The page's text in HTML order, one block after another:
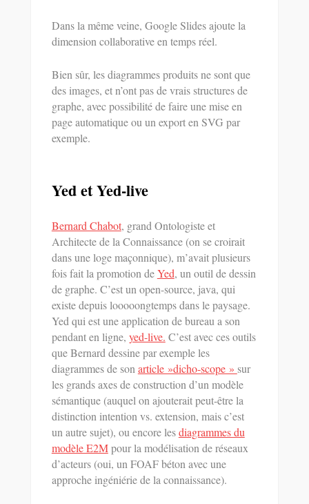
Dans la même veine, Google Slides ajoute la
dimension collaborative en temps réel.
Bien sûr, les diagrammes produits ne sont que
des images, et n’ont pas de vrais structures de
graphe, avec possibilité de faire une mise en
page automatique ou un export en SVG par
exemple.
Yed et Yed-live
Bernard Chabot, grand Ontologiste et
Architecte de la Connaissance (on se croirait
dans une loge maçonnique), m’avait plusieurs
fois fait la promotion deYed, un outil de dessin
de graphe. C’est un open-source, java, qui
existe depuis looooongtemps dans le paysage.
Yed qui est une application de bureau a son
pendant en ligne, yed-live. C’est avec ces outils
que Bernard dessine par exemple les
diagrammes de son article »dicho-scope » sur
les grands axes de construction d’un modèle
sémantique (auquel on ajouterait peut-être la
distinction intention vs. extension, mais c’est
un autre sujet), ou encore lesdiagrammes du
modèle E2Mpour la modélisation de réseaux
d’acteurs (oui, un FOAF béton avec une
approche ingéniérie de la connaissance).